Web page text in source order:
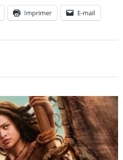
Imprimer E-mail